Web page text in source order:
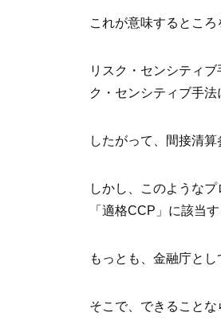
これが意味するところ
リスク・センシティ
ク・センシティブ手
したがって、間接清
しかし、このような
「適格CCP」に該当
もっとも、金融庁と
そこで、できること